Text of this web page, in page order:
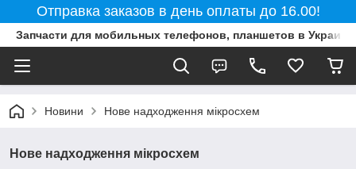
Отправка заказов в день оплаты до 16.00!
Запчасти для мобильных телефонов, планшетов в
Новини Нове надходження мікросхем
Нове надходження мікросхем